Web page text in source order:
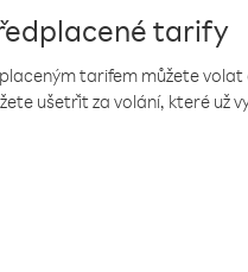
tarify
tarifem můžete volat
ušetřit za volání, které už